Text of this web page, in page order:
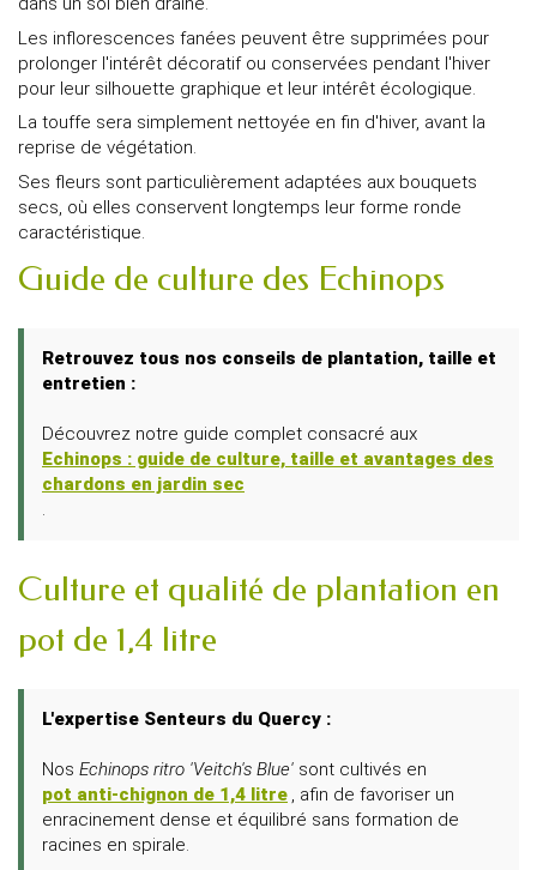
Les inflorescences fanées peuvent être supprimées pour
prolonger l'intérêt décoratif ou conservées pendant l'hiver
pour leur silhouette graphique et leur intérêt écologique.
La touffe sera simplement nettoyée en fin d'hiver, avant la
reprise de végétation.
Ses fleurs sont particulièrement adaptées aux bouquets
secs, où elles conservent longtemps leur forme ronde
caractéristique.
Guide de culture des Echinops
Retrouvez tous nos conseils de plantation, taille et
entretien :
Découvrez notre guide complet consacré aux
Echinops : guide de culture, taille et avantages des
chardons en jardin sec
.
Culture et qualité de plantation en
pot de 1,4 litre
L'expertise Senteurs du Quercy :
Nos Echinops ritro 'Veitch's Blue' sont cultivés en
pot anti-chignon de 1,4 litre , afin de favoriser un
enracinement dense et équilibré sans formation de
racines en spirale.